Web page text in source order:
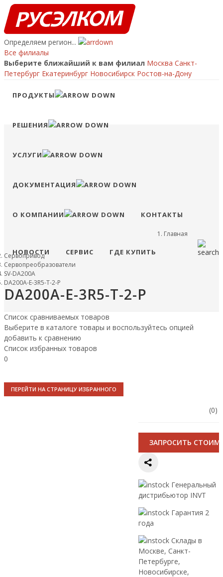
Определяем регион...
Все филиалы
Выберите ближайший к вам филиал Москва Санкт-
Петербург Екатеринбург Новосибирск Ростов-на-Дону
ПЕРЕЙТИ НА САЙТ ФИЛИАЛА ОСТАТЬСЯ НА ЭТОМ САЙТЕ
8 (800) 707-15-56 info@ruselkom.ru
ПРОДУКТЫ
РЕШЕНИЯ
УСЛУГИ
ДОКУМЕНТАЦИЯ
О КОМПАНИИ КОНТАКТЫ
НОВОСТИ СЕРВИС ГДЕ КУПИТЬ
Главная
Сервопривод
Сервопреобразователи
SV-DA200A
DA200A-E-3R5-T-2-P
DA200A-E-3R5-T-2-P
Список сравниваемых товаров
Выберите в каталоге товары и воспользуйтесь опцией
добавить к сравнению
Список избранных товаров
0
ПЕРЕЙТИ НА СТРАНИЦУ ИЗБРАННОГО
(0)
ЗАПРОСИТЬ
Генеральный
дистрибьютор INVT
Гарантия 2
года
Склады в
Москве, Санкт-
Петербурге,
Новосибирске,